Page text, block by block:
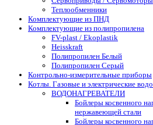
Теплообменники
Комплектующие из ПНД
Комплектующие из полипропилена
FV-plast / Ekoplastik
Heisskraft
Полипропилен Белый
Полипропилен Серый
Контрольно-измерительные приборы
Котлы. Газовые и электрические
ВОДОНАГРЕВАТЕЛИ
Бойлеры косвенного
нержавеющей стали
Бойлеры косвенного